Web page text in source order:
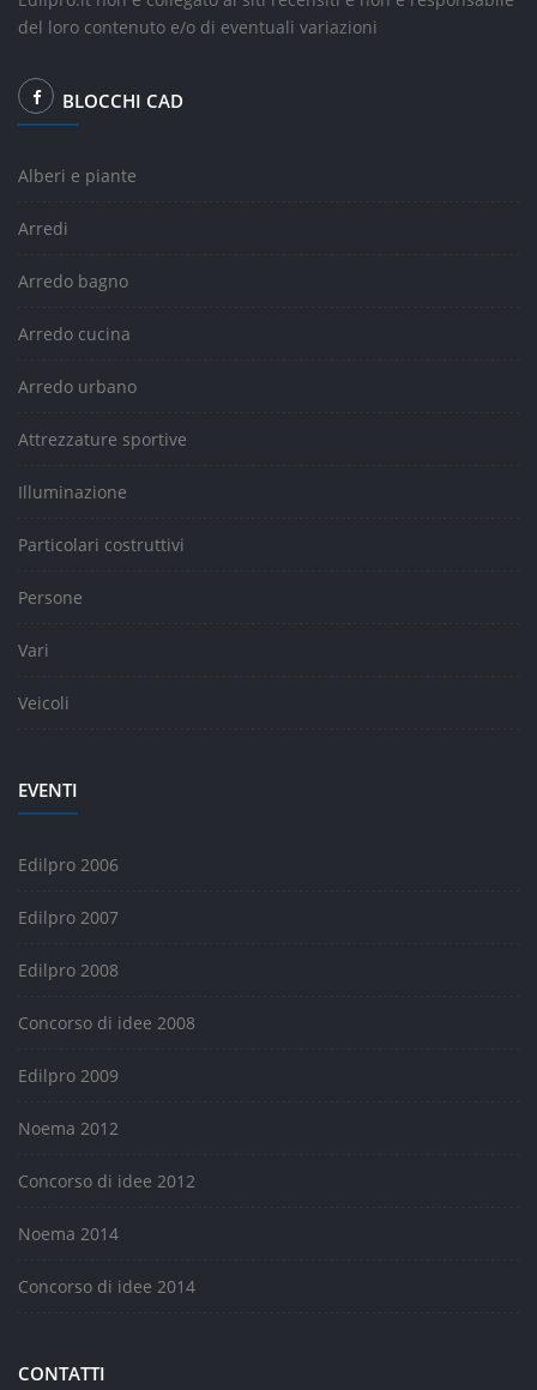
del loro contenuto e/o di eventuali variazioni
BLOCCHI CAD
Alberi e piante
Arredi
Arredo bagno
Arredo cucina
Arredo urbano
Attrezzature sportive
Illuminazione
Particolari costruttivi
Persone
Vari
Veicoli
EVENTI
Edilpro 2006
Edilpro 2007
Edilpro 2008
Concorso di idee 2008
Edilpro 2009
Noema 2012
Concorso di idee 2012
Noema 2014
Concorso di idee 2014
CONTATTI